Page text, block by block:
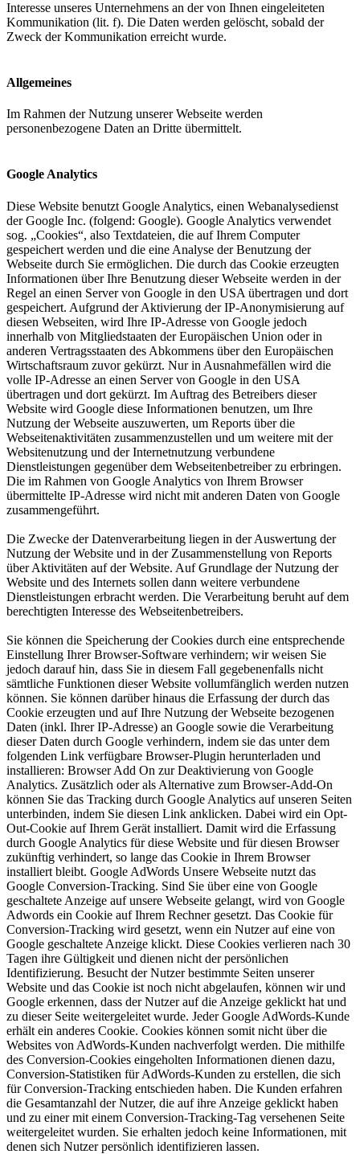
Interesse unseres Unternehmens an der von Ihnen eingeleiteten
Kommunikation (lit. f). Die Daten werden gelöscht, sobald der
Zweck der Kommunikation erreicht wurde.
Allgemeines
Im Rahmen der Nutzung unserer Webseite werden
personenbezogene Daten an Dritte übermittelt.
Google Analytics
Diese Website benutzt Google Analytics, einen Webanalysedienst
der Google Inc. (folgend: Google). Google Analytics verwendet
sog. „Cookies“, also Textdateien, die auf Ihrem Computer
gespeichert werden und die eine Analyse der Benutzung der
Webseite durch Sie ermöglichen. Die durch das Cookie erzeugten
Informationen über Ihre Benutzung dieser Webseite werden in der
Regel an einen Server von Google in den USA übertragen und dort
gespeichert. Aufgrund der Aktivierung der IP-Anonymisierung auf
diesen Webseiten, wird Ihre IP-Adresse von Google jedoch
innerhalb von Mitgliedstaaten der Europäischen Union oder in
anderen Vertragsstaaten des Abkommens über den Europäischen
Wirtschaftsraum zuvor gekürzt. Nur in Ausnahmefällen wird die
volle IP-Adresse an einen Server von Google in den USA
übertragen und dort gekürzt. Im Auftrag des Betreibers dieser
Website wird Google diese Informationen benutzen, um Ihre
Nutzung der Webseite auszuwerten, um Reports über die
Webseitenaktivitäten zusammenzustellen und um weitere mit der
Websitenutzung und der Internetnutzung verbundene
Dienstleistungen gegenüber dem Webseitenbetreiber zu erbringen.
Die im Rahmen von Google Analytics von Ihrem Browser
übermittelte IP-Adresse wird nicht mit anderen Daten von Google
zusammengeführt.
Die Zwecke der Datenverarbeitung liegen in der Auswertung der
Nutzung der Website und in der Zusammenstellung von Reports
über Aktivitäten auf der Website. Auf Grundlage der Nutzung der
Website und des Internets sollen dann weitere verbundene
Dienstleistungen erbracht werden. Die Verarbeitung beruht auf dem
berechtigten Interesse des Webseitenbetreibers.
Sie können die Speicherung der Cookies durch eine entsprechende
Einstellung Ihrer Browser-Software verhindern; wir weisen Sie
jedoch darauf hin, dass Sie in diesem Fall gegebenenfalls nicht
sämtliche Funktionen dieser Website vollumfänglich werden nutzen
können. Sie können darüber hinaus die Erfassung der durch das
Cookie erzeugten und auf Ihre Nutzung der Webseite bezogenen
Daten (inkl. Ihrer IP-Adresse) an Google sowie die Verarbeitung
dieser Daten durch Google verhindern, indem sie das unter dem
folgenden Link verfügbare Browser-Plugin herunterladen und
installieren: Browser Add On zur Deaktivierung von Google
Analytics. Zusätzlich oder als Alternative zum Browser-Add-On
können Sie das Tracking durch Google Analytics auf unseren Seiten
unterbinden, indem Sie diesen Link anklicken. Dabei wird ein Opt-
Out-Cookie auf Ihrem Gerät installiert. Damit wird die Erfassung
durch Google Analytics für diese Website und für diesen Browser
zukünftig verhindert, so lange das Cookie in Ihrem Browser
installiert bleibt. Google AdWords Unsere Webseite nutzt das
Google Conversion-Tracking. Sind Sie über eine von Google
geschaltete Anzeige auf unsere Webseite gelangt, wird von Google
Adwords ein Cookie auf Ihrem Rechner gesetzt. Das Cookie für
Conversion-Tracking wird gesetzt, wenn ein Nutzer auf eine von
Google geschaltete Anzeige klickt. Diese Cookies verlieren nach 30
Tagen ihre Gültigkeit und dienen nicht der persönlichen
Identifizierung. Besucht der Nutzer bestimmte Seiten unserer
Website und das Cookie ist noch nicht abgelaufen, können wir und
Google erkennen, dass der Nutzer auf die Anzeige geklickt hat und
zu dieser Seite weitergeleitet wurde. Jeder Google AdWords-Kunde
erhält ein anderes Cookie. Cookies können somit nicht über die
Websites von AdWords-Kunden nachverfolgt werden. Die mithilfe
des Conversion-Cookies eingeholten Informationen dienen dazu,
Conversion-Statistiken für AdWords-Kunden zu erstellen, die sich
für Conversion-Tracking entschieden haben. Die Kunden erfahren
die Gesamtanzahl der Nutzer, die auf ihre Anzeige geklickt haben
und zu einer mit einem Conversion-Tracking-Tag versehenen Seite
weitergeleitet wurden. Sie erhalten jedoch keine Informationen, mit
denen sich Nutzer persönlich identifizieren lassen.